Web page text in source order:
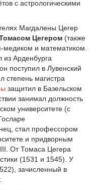
с астрологическими
Магдалены Цегер
Цегером (также
медиком и математиком.
из Арденбурга
поступил в Лувенский
степень магистра
защитил в Базельском
занимал должность
университете (с
стал профессором
и придворным
III. От Томаса Цегера
(1531 и 1545). У
зачисленный в